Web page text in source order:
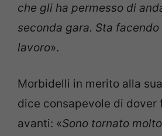
che gli ha permesso di
seconda gara. Sta
lavoro».
Morbidelli in merito alla
dice consapevole di dover
avanti: «Sono tornato